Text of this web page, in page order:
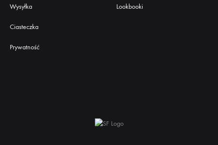
Wysyłka
Ciasteczka
Prywatność
Lookbooki